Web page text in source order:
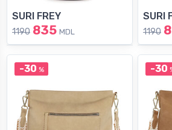
SURI FREY
1190 835 MDL
SURI
1190
-30 % -30